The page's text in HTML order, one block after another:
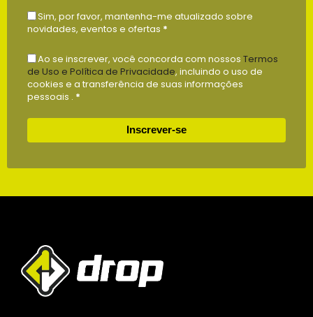
Sim, por favor, mantenha-me atualizado sobre
novidades, eventos e ofertas *
Ao se inscrever, você concorda com nossos Termos
de Uso e Política de Privacidade, incluindo o uso de
cookies e a transferência de suas informações
pessoais . *
Inscrever-se